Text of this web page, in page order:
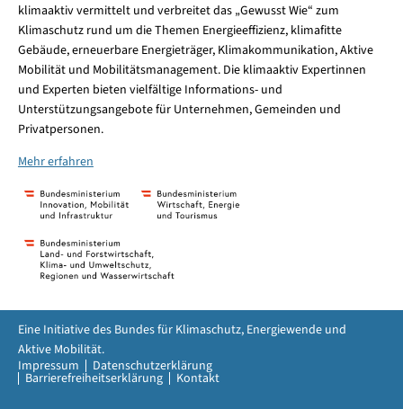
klimaaktiv vermittelt und verbreitet das „Gewusst Wie“ zum
Klimaschutz rund um die Themen Energieeffizienz, klimafitte
Gebäude, erneuerbare Energieträger, Klimakommunikation, Aktive
Mobilität und Mobilitätsmanagement. Die klimaaktiv Expertinnen
und Experten bieten vielfältige Informations- und
Unterstützungsangebote für Unternehmen, Gemeinden und
Privatpersonen.
Mehr erfahren
Impressum Datenschutzerklärung
Barrierefreiheitserklärung Kontakt
Eine Initiative des Bundes für Klimaschutz, Energiewende und
Aktive Mobilität.